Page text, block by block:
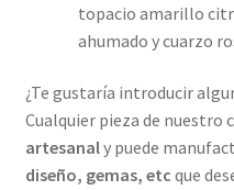
topacio amarillo
ahumado y cuarzo
¿Te gustaría introducir
Cualquier pieza de nuestro
artesanaly puede
diseño, gemas, etc que